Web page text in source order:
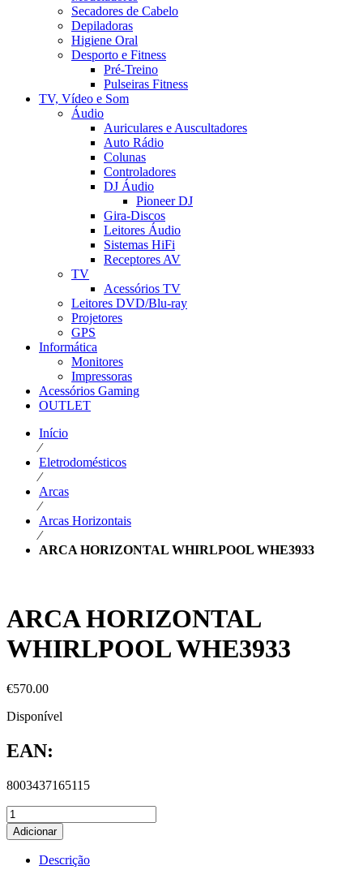
Secadores de Cabelo
Depiladoras
Higiene Oral
Desporto e Fitness
Pré-Treino
Pulseiras Fitness
TV, Vídeo e Som
Áudio
Auriculares e Auscultadores
Auto Rádio
Colunas
Controladores
DJ Áudio
Pioneer DJ
Gira-Discos
Leitores Áudio
Sistemas HiFi
Receptores AV
TV
Acessórios TV
Leitores DVD/Blu-ray
Projetores
GPS
Informática
Monitores
Impressoras
Acessórios Gaming
OUTLET
Início
⁄
Eletrodomésticos
⁄
Arcas
⁄
Arcas Horizontais
⁄
ARCA HORIZONTAL WHIRLPOOL WHE3933
ARCA HORIZONTAL
WHIRLPOOL WHE3933
€570.00
Disponível
EAN:
8003437165115
Adicionar
Descrição